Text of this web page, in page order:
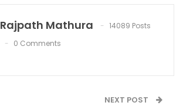
Rajpath Mathura
14089 Posts
0 Comments
NEXT POST